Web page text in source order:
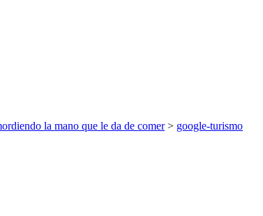
la mano que le da de comer> google-turismo